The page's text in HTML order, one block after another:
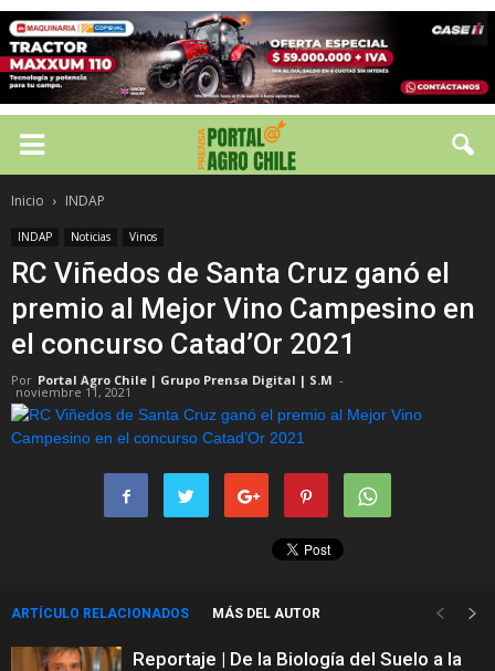
Inicio INDAP
INDAP Noticias Vinos
RC Viñedos de Santa Cruz ganó el
premio al Mejor Vino Campesino en
el concurso Catad’Or 2021
Por Portal Agro Chile | Grupo Prensa Digital | S.M -
noviembre 11, 2021
ARTÍCULO RELACIONADOS MÁS DEL AUTOR
Reportaje | De la Biología del Suelo a la